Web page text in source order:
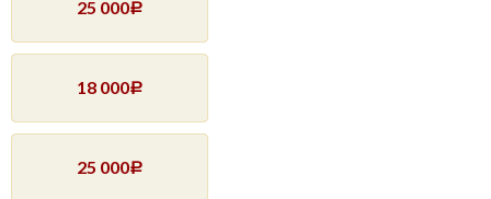
25 000Р
18 000Р
25 000Р